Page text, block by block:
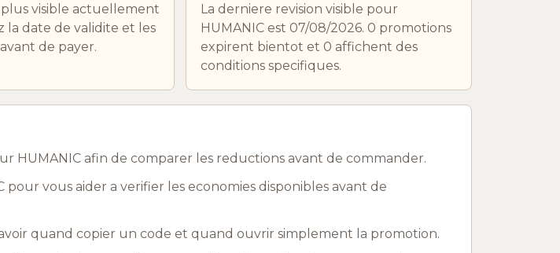
visible actuellement
la date de validite et les
de payer.
La derniere revision visible pour
HUMANIC est 07/08/2026. 0 promotions
expirent bientot et 0 affichent des
conditions specifiques.
HUMANIC afin de comparer les reductions avant de commander.
vous aider a verifier les economies disponibles avant de
quand copier un code et quand ouvrir simplement la promotion.